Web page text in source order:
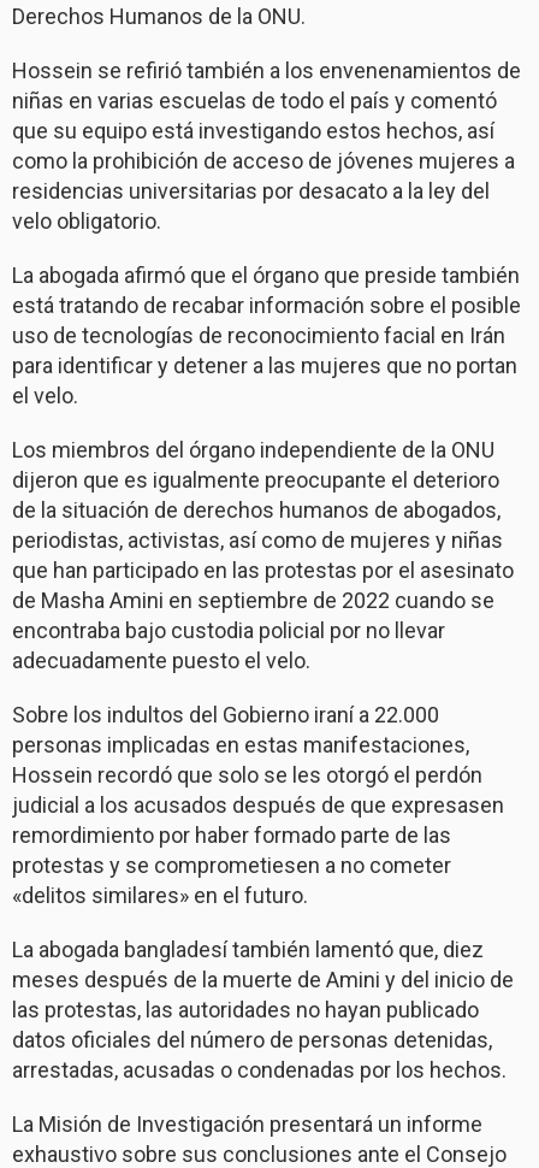
Derechos Humanos de la ONU.
Hossein se refirió también a los envenenamientos de
niñas en varias escuelas de todo el país y comentó
que su equipo está investigando estos hechos, así
como la prohibición de acceso de jóvenes mujeres a
residencias universitarias por desacato a la ley del
velo obligatorio.
La abogada afirmó que el órgano que preside también
está tratando de recabar información sobre el posible
uso de tecnologías de reconocimiento facial en Irán
para identificar y detener a las mujeres que no portan
el velo.
Los miembros del órgano independiente de la ONU
dijeron que es igualmente preocupante el deterioro
de la situación de derechos humanos de abogados,
periodistas, activistas, así como de mujeres y niñas
que han participado en las protestas por el asesinato
de Masha Amini en septiembre de 2022 cuando se
encontraba bajo custodia policial por no llevar
adecuadamente puesto el velo.
Sobre los indultos del Gobierno iraní a 22.000
personas implicadas en estas manifestaciones,
Hossein recordó que solo se les otorgó el perdón
judicial a los acusados después de que expresasen
remordimiento por haber formado parte de las
protestas y se comprometiesen a no cometer
«delitos similares» en el futuro.
La abogada bangladesí también lamentó que, diez
meses después de la muerte de Amini y del inicio de
las protestas, las autoridades no hayan publicado
datos oficiales del número de personas detenidas,
arrestadas, acusadas o condenadas por los hechos.
La Misión de Investigación presentará un informe
exhaustivo sobre sus conclusiones ante el Consejo